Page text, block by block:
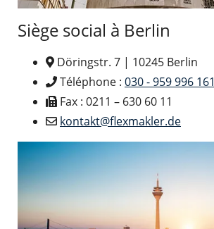
Siège social à Berlin
Döringstr. 7 | 10245 Berlin
Téléphone : 030 - 959 996 161
Fax : 0211 – 630 60 11
kontakt@flexmakler.de